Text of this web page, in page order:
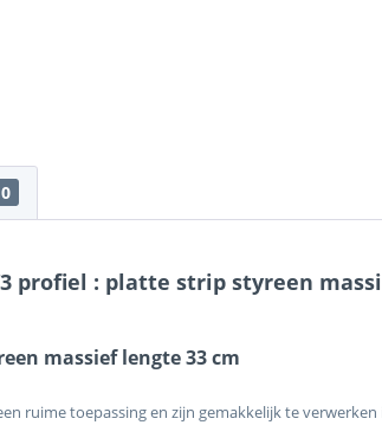
0
profiel : platte strip styreen
massief lengte 33 cm
ruime toepassing en zijn gemakkelijk te